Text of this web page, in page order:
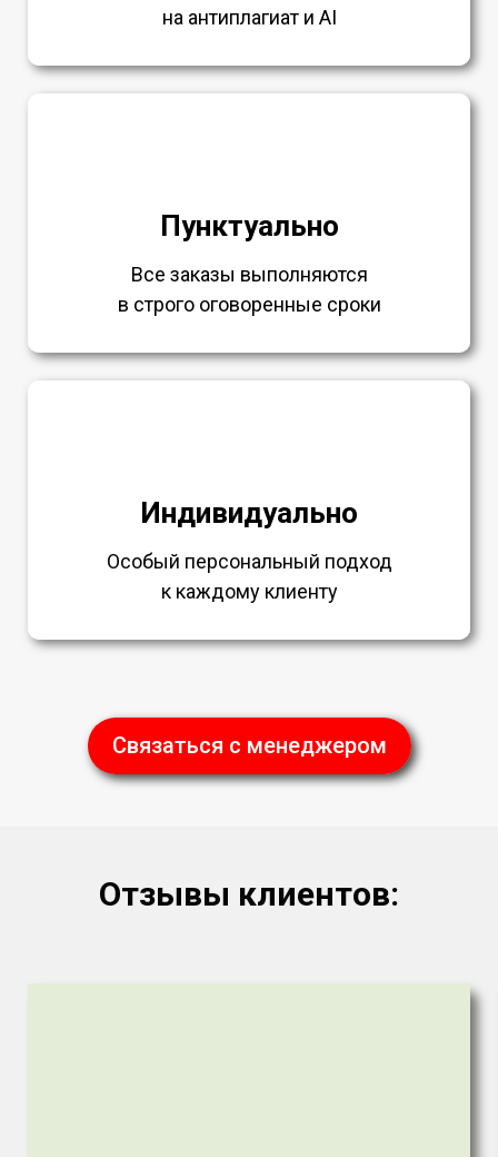
на антиплагиат и AI
Пунктуально
Все заказы выполняются
в строго оговоренные сроки
Индивидуально
Особый персональный подход
к каждому клиенту
Связаться с менеджером
Отзывы клиентов: